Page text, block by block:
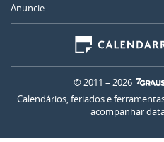
Anuncie
© 2011 – 2026
Calendários, feriados e
acompanhar